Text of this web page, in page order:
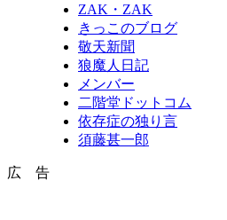
ZAK・ZAK
きっこのブログ
敬天新聞
狼魔人日記
メンバー
二階堂ドットコム
依存症の独り言
須藤甚一郎
広 告